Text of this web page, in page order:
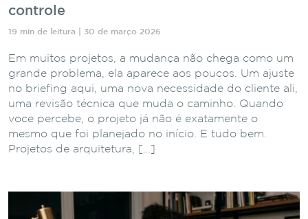
controle
19 min de leitura | 30 de março 2026
Em muitos projetos, a mudança não chega como um
grande problema, ela aparece aos poucos. Um ajuste
no briefing aqui, uma nova necessidade do cliente ali,
uma revisão técnica que muda o caminho. Quando
você percebe, o projeto já não é exatamente o
mesmo que foi planejado no início. E tudo bem.
Projetos de arquitetura, […]